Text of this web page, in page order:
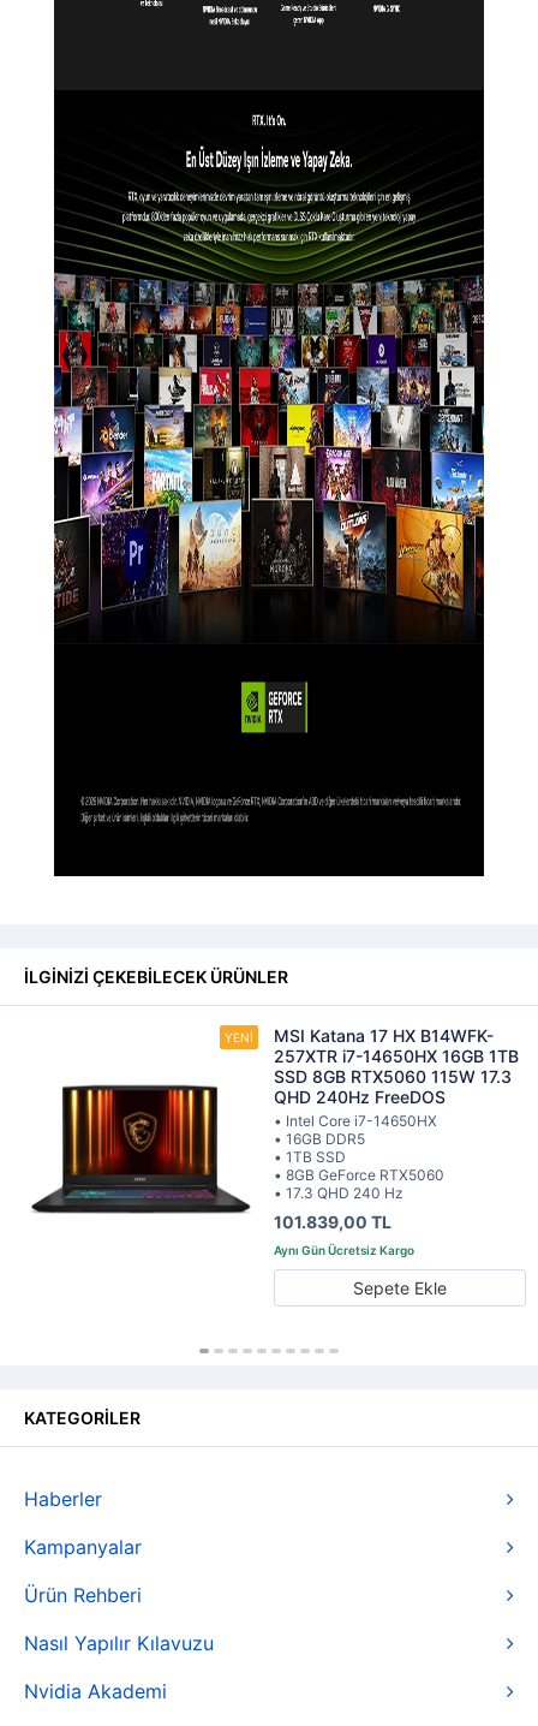
İLGİNİZİ ÇEKEBİLECEK ÜRÜNLER
MSI Katana 17 HX B14WFK-
257XTR i7-14650HX 16GB 1TB
SSD 8GB RTX5060 115W 17.3
QHD 240Hz FreeDOS
• Intel Core i7-14650HX
• 16GB DDR5
• 1TB SSD
• 8GB GeForce RTX5060
• 17.3 QHD 240 Hz
101.839,00 TL
Sepete Ekle
KATEGORİLER
Haberler
Kampanyalar
Ürün Rehberi
Nasıl Yapılır Kılavuzu
Nvidia Akademi